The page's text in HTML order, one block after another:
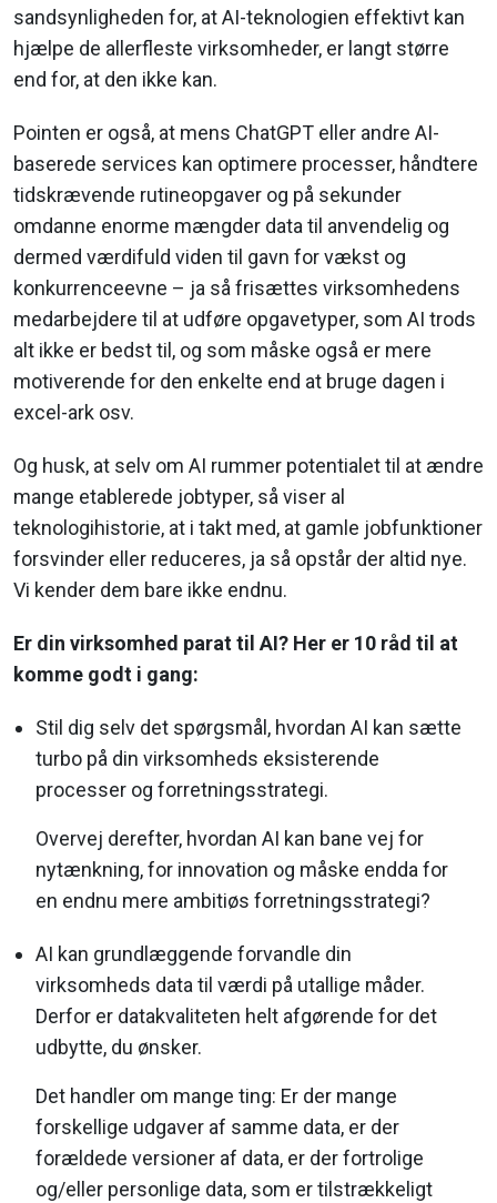
sandsynligheden for, at AI-teknologien effektivt kan
hjælpe de allerfleste virksomheder, er langt større
end for, at den ikke kan.
Pointen er også, at mens ChatGPT eller andre AI-
baserede services kan optimere processer, håndtere
tidskrævende rutineopgaver og på sekunder
omdanne enorme mængder data til anvendelig og
dermed værdifuld viden til gavn for vækst og
konkurrenceevne – ja så frisættes virksomhedens
medarbejdere til at udføre opgavetyper, som AI trods
alt ikke er bedst til, og som måske også er mere
motiverende for den enkelte end at bruge dagen i
excel-ark osv.
Og husk, at selv om AI rummer potentialet til at ændre
mange etablerede jobtyper, så viser al
teknologihistorie, at i takt med, at gamle jobfunktioner
forsvinder eller reduceres, ja så opstår der altid nye.
Vi kender dem bare ikke endnu.
Er din virksomhed parat til AI? Her er 10 råd til at
komme godt i gang:
Stil dig selv det spørgsmål, hvordan AI kan sætte
turbo på din virksomheds eksisterende
processer og forretningsstrategi.
Overvej derefter, hvordan AI kan bane vej for
nytænkning, for innovation og måske endda for
en endnu mere ambitiøs forretningsstrategi?
AI kan grundlæggende forvandle din
virksomheds data til værdi på utallige måder.
Derfor er datakvaliteten helt afgørende for det
udbytte, du ønsker.
Det handler om mange ting: Er der mange
forskellige udgaver af samme data, er der
forældede versioner af data, er der fortrolige
og/eller personlige data, som er tilstrækkeligt